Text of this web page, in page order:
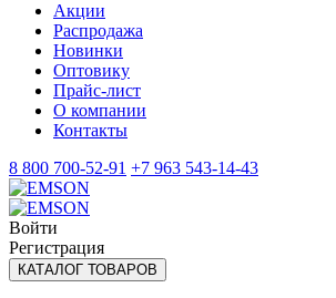
Акции
Распродажа
Новинки
Оптовику
Прайс-лист
О компании
Контакты
8 800 700-52-91 +7 963 543-14-43
Войти
Регистрация
КАТАЛОГ ТОВАРОВ